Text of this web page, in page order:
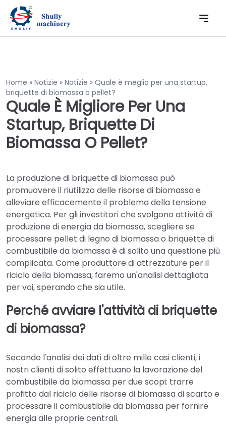
Home » Notizie » Notizie » Quale è meglio per una startup,
briquette di biomassa o pellet?
Quale È Migliore Per Una
Startup, Briquette Di
Biomassa O Pellet?
La produzione di briquette di biomassa può
promuovere il riutilizzo delle risorse di biomassa e
alleviare efficacemente il problema della tensione
energetica. Per gli investitori che svolgono attività di
produzione di energia da biomassa, scegliere se
processare pellet di legno di biomassa o briquette di
combustibile da biomassa è di solito una questione più
complicata. Come produttore di attrezzature per il
riciclo della biomassa, faremo un'analisi dettagliata
per voi, sperando che sia utile.
Perché avviare l'attività di briquette
di biomassa?
Secondo l'analisi dei dati di oltre mille casi clienti, i
nostri clienti di solito effettuano la lavorazione del
combustibile da biomassa per due scopi: trarre
profitto dal riciclo delle risorse di biomassa di scarto e
processare il combustibile da biomassa per fornire
energia alle proprie centrali.